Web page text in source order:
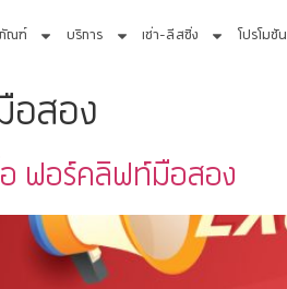
ณฑ์ บริการ เช่า-ลีสซิ่ง โปรโมชัน
อสอง
อ ฟอร์คลิฟท์มือสอง